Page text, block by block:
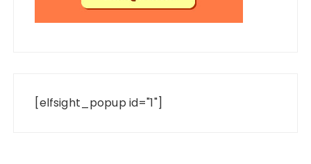
[elfsight_popup id="1"]